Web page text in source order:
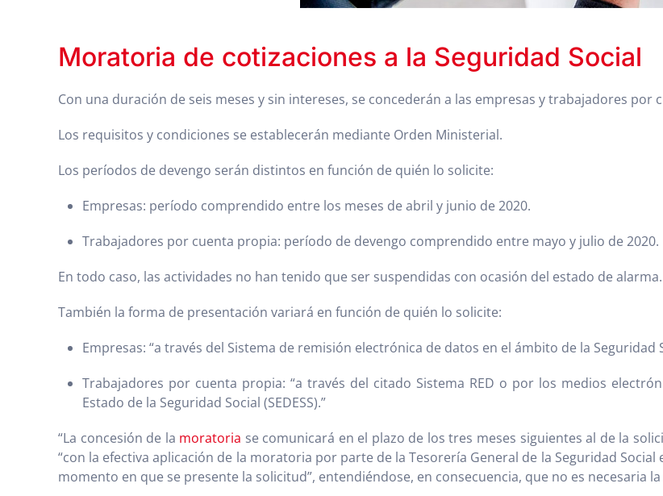
Moratoria de cotizaciones a la Seguridad Social
Con una duración de seis meses y sin intereses, se concederán a las empresas y trabajadores por
Los requisitos y condiciones se establecerán mediante Orden Ministerial.
Los períodos de devengo serán distintos en función de quién lo solicite:
Empresas: período comprendido entre los meses de abril y junio de 2020.
Trabajadores por cuenta propia: período de devengo comprendido entre mayo y julio de 2020.
En todo caso, las actividades no han tenido que ser suspendidas con ocasión del estado de alarma.
También la forma de presentación variará en función de quién lo solicite:
Empresas: “a través del Sistema de remisión electrónica de datos en el ámbito de la Seguridad
Trabajadores por cuenta propia: “a través del citado Sistema RED o por los medios
Estado de la Seguridad Social (SEDESS).”
“La concesión de la moratoria se comunicará en el plazo de los tres meses siguientes al de la
“con la efectiva aplicación de la moratoria por parte de la Tesorería General de la Seguridad
momento en que se presente la solicitud”, entendiéndose, en consecuencia, que no es necesaria